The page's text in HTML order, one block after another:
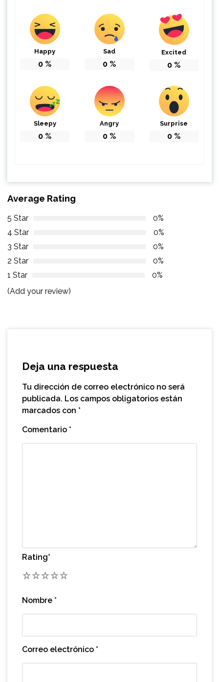
Happy
0 %
Sad
0 %
Excited
0 %
Sleepy
0 %
Angry
0 %
Surprise
0 %
Average Rating
5 Star
0%
4 Star
0%
3 Star
0%
2 Star
0%
1 Star
0%
(Add your review)
Deja una respuesta
Tu dirección de correo electrónico no será
publicada. Los campos obligatorios están
marcados con *
Comentario *
Rating*
5
4
3
2
Nombre *
Correo electrónico *